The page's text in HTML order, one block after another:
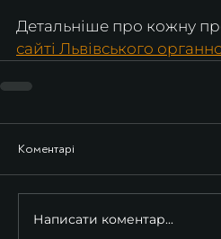
Детальніше про кожну
сайті Львівського
Коментарі
Написати коментар...